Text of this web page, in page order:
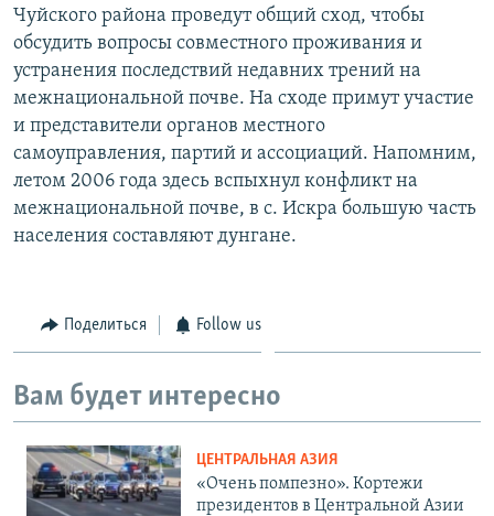
ТОҶИКӢ
TÜRKMENÇE
Все сайты РСЕ/РС
Чуйского района проведут общий сход, чтобы
обсудить вопросы совместного проживания и
устранения последствий недавних трений на
межнациональной почве. На сходе примут участие
и представители органов местного
самоуправления, партий и ассоциаций. Напомним,
летом 2006 года здесь вспыхнул конфликт на
межнациональной почве, в с. Искра большую часть
населения составляют дунгане.
Поделиться Follow us
Вам будет интересно
ЦЕНТРАЛЬНАЯ АЗИЯ
«Очень помпезно». Кортежи
президентов в Центральной Азии